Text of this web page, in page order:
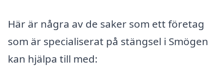
Här är några av de saker som ett företag
som är specialiserat på stängsel i Smögen
kan hjälpa till med: